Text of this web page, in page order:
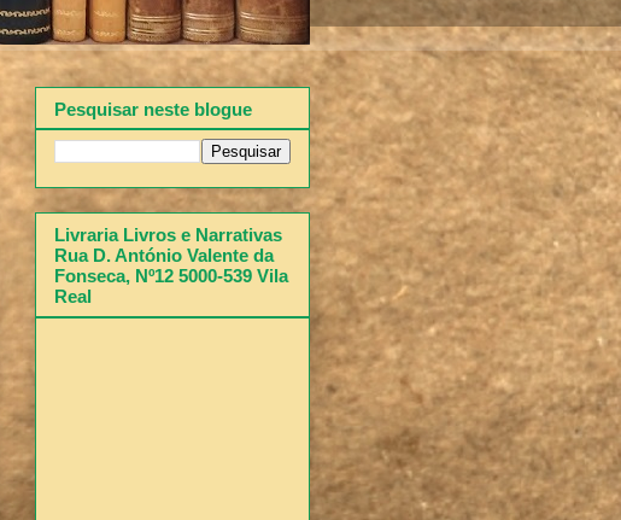
Pesquisar neste blogue
Livraria Livros e Narrativas
Rua D. António Valente da
Fonseca, Nº12 5000-539 Vila
Real